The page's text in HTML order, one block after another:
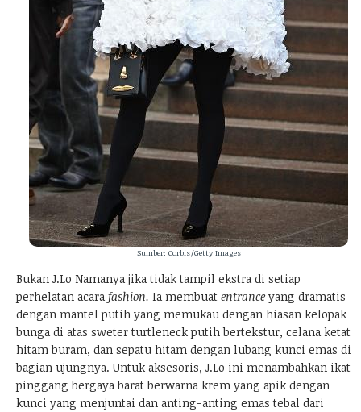
Sumber: Corbis/Getty Images
Bukan J.Lo Namanya jika tidak tampil ekstra di setiap
perhelatan acara fashion. Ia membuat entranceyang dramatis
dengan mantel putih yang memukau dengan hiasan kelopak
bunga di atas sweter turtleneck putih bertekstur, celana ketat
hitam buram, dan sepatu hitam dengan lubang kunci emas di
bagian ujungnya. Untuk aksesoris, J.Lo ini menambahkan ikat
pinggang bergaya barat berwarna krem yang apik dengan
kunci yang menjuntai dan anting-anting emas tebal dari